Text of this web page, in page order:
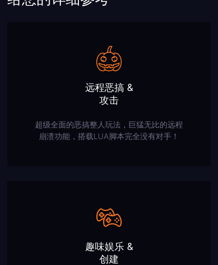
远程恶搞 &
攻击
超级全面的恶搞整人玩法，巨猛无比的远程
崩溃功能，搭载LUA脚本完全没有对手！
趣味娱乐 &
创建